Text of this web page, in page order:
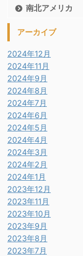
南北アメリカ
アーカイブ
2024年12月
2024年11月
2024年9月
2024年8月
2024年7月
2024年6月
2024年5月
2024年4月
2024年3月
2024年2月
2024年1月
2023年12月
2023年11月
2023年10月
2023年9月
2023年8月
2023年7月